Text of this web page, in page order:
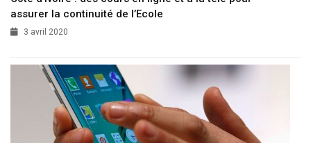
assurer la continuité de l’Ecole
3 avril 2020